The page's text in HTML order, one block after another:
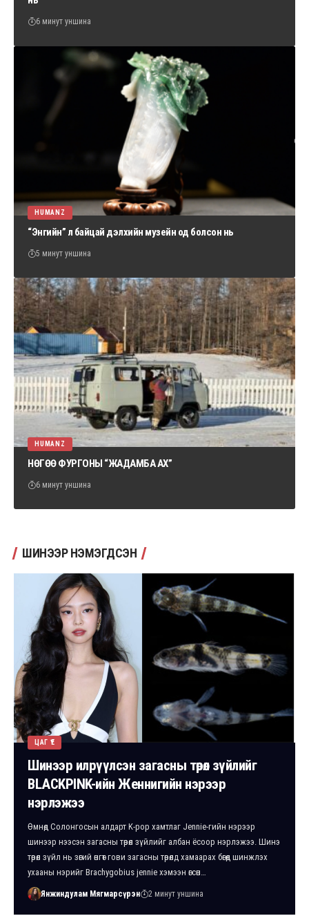
6 минут уншина
HUMANZ
“Энгийн” л байцай дэлхийн музейн од болсон нь
5 минут уншина
HUMANZ
НӨГӨӨ ФУРГОНЫ “ЖАДАМБА АХ”
6 минут уншина
ШИНЭЭР НЭМЭГДСЭН
ЦАГ ҮЕ
Шинээр илрүүлсэн загасны төрөл зүйлийг
BLACKPINK-ийн Женнигийн нэрээр
нэрлэжээ
Өмнөд Солонгосын алдарт K-pop хамтлаг Jennie-гийн нэрээр
шинээр нээсэн загасны төрөл зүйлийг албан ёсоор нэрлэжээ. Шинэ
төрөл зүйл нь зөгий өнгөт гови загасны төрөлд хамаарах бөгөөд шинжлэх
ухааны нэрийг Brachygobius jennie хэмээн өгсөн…
Янжиндулам Мягмарсүрэн 2 минут уншина